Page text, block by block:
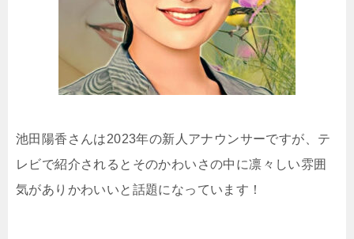
池田陽香さんは2023年の新人アナウンサーですが、テ
レビで紹介されるとそのかわいさの中に凛々しい雰囲
気がありかわいいと話題になっています！